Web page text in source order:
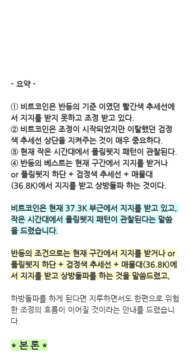
- 요약 -
① 비트코인은 반등의 기준 이였던 빨간색 추세선에
서 지지를 받지 못하고 조정 받고 있다.
② 비트코인은 조정이 시작되었지만 이탈했던 검정
색 추세선 상단을 지켜주는 것이 매우 중요하다.
③ 현재 작은 시간대에서 폴링웻지 패턴이 관찰된다.
④ 반등의 베스트는 현재 구간에서 지지를 받거나
or 폴링웻지 하단 + 검정색 추세선 + 매물대
(36.8K)에서 지지를 받고 상방돌파 하는 것이다.
비트코인은 현재 37.3K 부근에서 지지를 받고 있고,
작은 시간대에서 폴링웻지 패턴이 관찰된다는 말씀
을 드렸습니다.
반등의 조건으로는 현재 구간에서 지지를 받거나 or
폴링웻지 하단 + 검정색 추세선 + 매물대(36.8K)에
서 지지를 받고 상방돌파를 하는 것을 말씀드렸고,
하방돌파를 하게 된다면 지루하면서도 한편으로 위험
한 조정의 흐름이 이어질 것이라는 안내를 드렸습니
다.
* 본 론 *